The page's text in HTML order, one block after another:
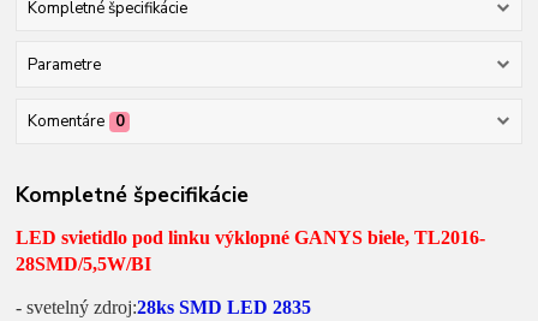
Kompletné špecifikácie
Parametre
Komentáre 0
Kompletné špecifikácie
LED svietidlo pod linku výklopné GANYS biele,TL2016-
28SMD/5,5W/BI
- svetelný zdroj:28ks SMD LED 2835